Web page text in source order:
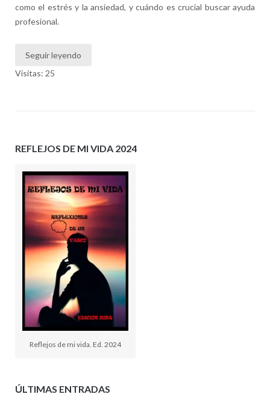
como el estrés y la ansiedad, y cuándo es crucial buscar ayuda
profesional.
Seguir leyendo
Visitas: 25
REFLEJOS DE MI VIDA 2024
Reflejos de mi vida. Ed. 2024
ÚLTIMAS ENTRADAS